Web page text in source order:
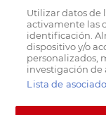
Utilizar datos de
activamente las
identificación.
dispositivo y/o
personalizados,
investigación de
Lista de